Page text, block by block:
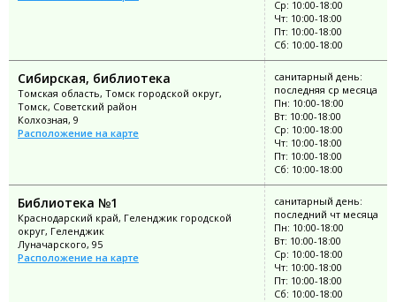
Ср: 10:00-18:00
Чт: 10:00-18:00
Пт: 10:00-18:00
Сб: 10:00-18:00
Сибирская, библиотека
Томская область, Томск городской округ,
Томск, Советский район
Колхозная, 9
Расположение на карте
санитарный день:
последняя ср месяца
Пн: 10:00-18:00
Вт: 10:00-18:00
Ср: 10:00-18:00
Чт: 10:00-18:00
Пт: 10:00-18:00
Сб: 10:00-18:00
Библиотека №1
Краснодарский край, Геленджик городской
округ, Геленджик
Луначарского, 95
Расположение на карте
санитарный день:
последний чт месяца
Пн: 10:00-18:00
Вт: 10:00-18:00
Ср: 10:00-18:00
Чт: 10:00-18:00
Пт: 10:00-18:00
Сб: 10:00-18:00